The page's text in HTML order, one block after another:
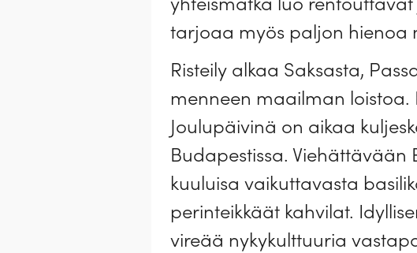
tarjoaa myös paljon hienoa
Risteily alkaa Saksasta,
menneen maailman
Joulupäivinä on aikaa
Budapestissa.
kuuluisa vaikuttavasta
perinteikkäät kahvilat.
vireää nykykulttuuria